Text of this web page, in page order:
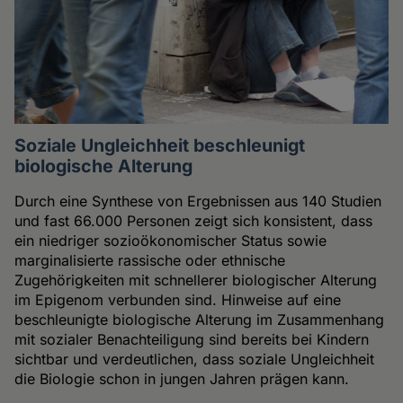
Soziale Ungleichheit beschleunigt
biologische Alterung
Durch eine Synthese von Ergebnissen aus 140 Studien
und fast 66.000 Personen zeigt sich konsistent, dass
ein niedriger sozioökonomischer Status sowie
marginalisierte rassische oder ethnische
Zugehörigkeiten mit schnellerer biologischer Alterung
im Epigenom verbunden sind. Hinweise auf eine
beschleunigte biologische Alterung im Zusammenhang
mit sozialer Benachteiligung sind bereits bei Kindern
sichtbar und verdeutlichen, dass soziale Ungleichheit
die Biologie schon in jungen Jahren prägen kann.